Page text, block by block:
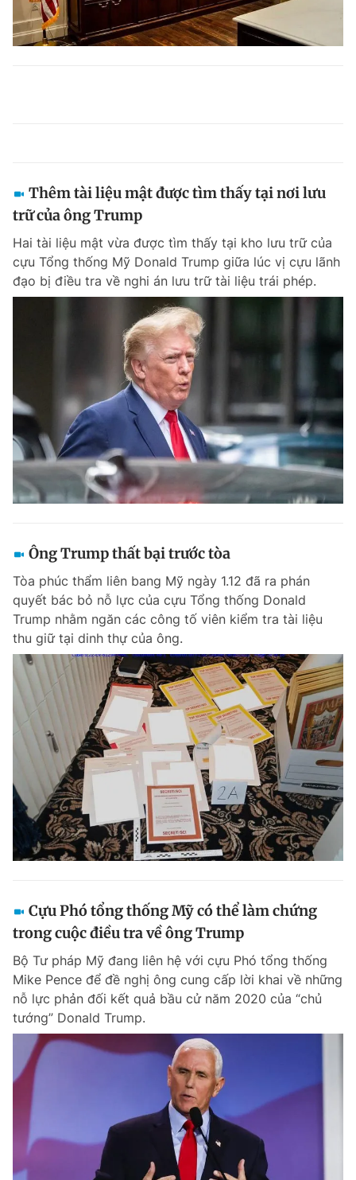
Thêm tài liệu mật được tìm thấy tại nơi lưu
trữ của ông Trump
Hai tài liệu mật vừa được tìm thấy tại kho lưu trữ của
cựu Tổng thống Mỹ Donald Trump giữa lúc vị cựu lãnh
đạo bị điều tra về nghi án lưu trữ tài liệu trái phép.
Ông Trump thất bại trước tòa
Tòa phúc thẩm liên bang Mỹ ngày 1.12 đã ra phán
quyết bác bỏ nỗ lực của cựu Tổng thống Donald
Trump nhằm ngăn các công tố viên kiểm tra tài liệu
thu giữ tại dinh thự của ông.
Cựu Phó tổng thống Mỹ có thể làm chứng
trong cuộc điều tra về ông Trump
Bộ Tư pháp Mỹ đang liên hệ với cựu Phó tổng thống
Mike Pence để đề nghị ông cung cấp lời khai về những
nỗ lực phản đối kết quả bầu cử năm 2020 của “chủ
tướng” Donald Trump.